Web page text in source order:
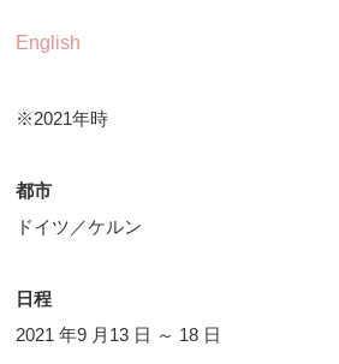
English
※2021年時
都市
ドイツ／ケルン
日程
2021 年9 月13 日 ～ 18 日